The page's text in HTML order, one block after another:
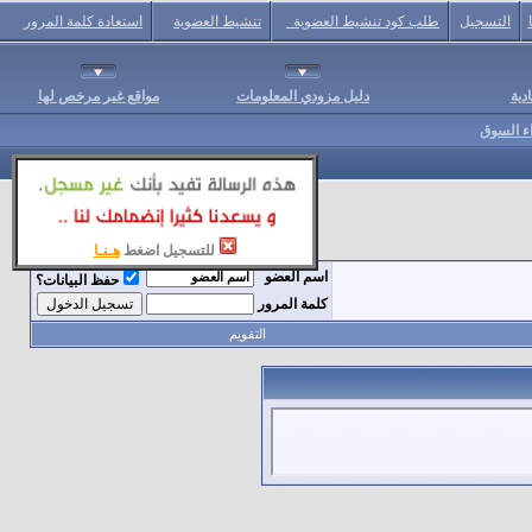
للتسجيل اضغط هـنـا
التسجيل طلب كود تنشيط العضوية تنشيط العضوية استعادة كلمة المرور
دليل مزودي المعلومات مواقع غير مرخص لها
السوق
اسم العضو
حفظ البيانات؟
كلمة المرور
التقويم